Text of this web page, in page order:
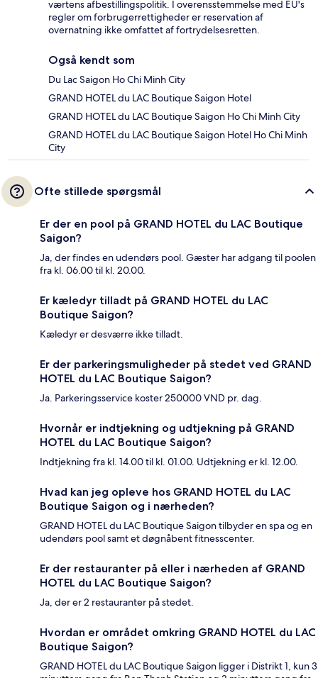
værtens afbestillingspolitik. I overensstemmelse med EU's
regler om forbrugerrettigheder er reservation af
overnatning ikke omfattet af fortrydelsesretten.
Også kendt som
Du Lac Saigon Ho Chi Minh City
GRAND HOTEL du LAC Boutique Saigon Hotel
GRAND HOTEL du LAC Boutique Saigon Ho Chi Minh City
GRAND HOTEL du LAC Boutique Saigon Hotel Ho Chi Minh
City
Ofte stillede spørgsmål
Er der en pool på GRAND HOTEL du LAC Boutique
Saigon?
Ja, der findes en udendørs pool. Gæster har adgang til poolen
fra kl. 06.00 til kl. 20.00.
Er kæledyr tilladt på GRAND HOTEL du LAC
Boutique Saigon?
Kæledyr er desværre ikke tilladt.
Er der parkeringsmuligheder på stedet ved GRAND
HOTEL du LAC Boutique Saigon?
Ja. Parkeringsservice koster 250000 VND pr. dag.
Hvornår er indtjekning og udtjekning på GRAND
HOTEL du LAC Boutique Saigon?
Indtjekning fra kl. 14.00 til kl. 01.00. Udtjekning er kl. 12.00.
Hvad kan jeg opleve hos GRAND HOTEL du LAC
Boutique Saigon og i nærheden?
GRAND HOTEL du LAC Boutique Saigon tilbyder en spa og en
udendørs pool samt et døgnåbent fitnesscenter.
Er der restauranter på eller i nærheden af GRAND
HOTEL du LAC Boutique Saigon?
Ja, der er 2 restauranter på stedet.
Hvordan er området omkring GRAND HOTEL du LAC
Boutique Saigon?
GRAND HOTEL du LAC Boutique Saigon ligger i Distrikt 1, kun 3